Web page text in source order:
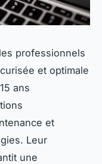
professionnels
et optimale
ans
et
Leur
une